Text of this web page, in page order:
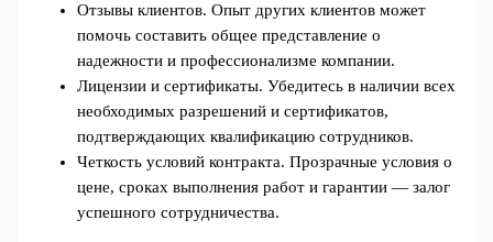
Отзывы клиентов. Опыт других клиентов может
помочь составить общее представление о
надежности и профессионализме компании.
Лицензии и сертификаты. Убедитесь в наличии всех
необходимых разрешений и сертификатов,
подтверждающих квалификацию сотрудников.
Четкость условий контракта. Прозрачные условия о
цене, сроках выполнения работ и гарантии — залог
успешного сотрудничества.